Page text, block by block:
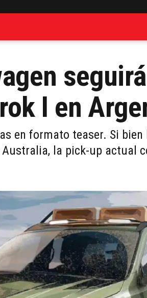
seguirá
I en
en formato teaser. Si bien
la pick-up actual